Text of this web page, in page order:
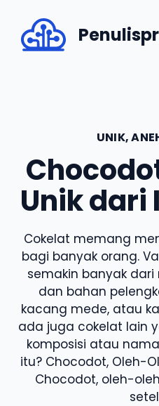
content
UNIK,
Unik dari
Cokelat memang
bagi banyak orang.
semakin banyak
dan bahan
kacang mede, atau
ada juga cokelat lain
komposisi atau
itu? Chocodot, Oleh-
Chocodot, oleh-